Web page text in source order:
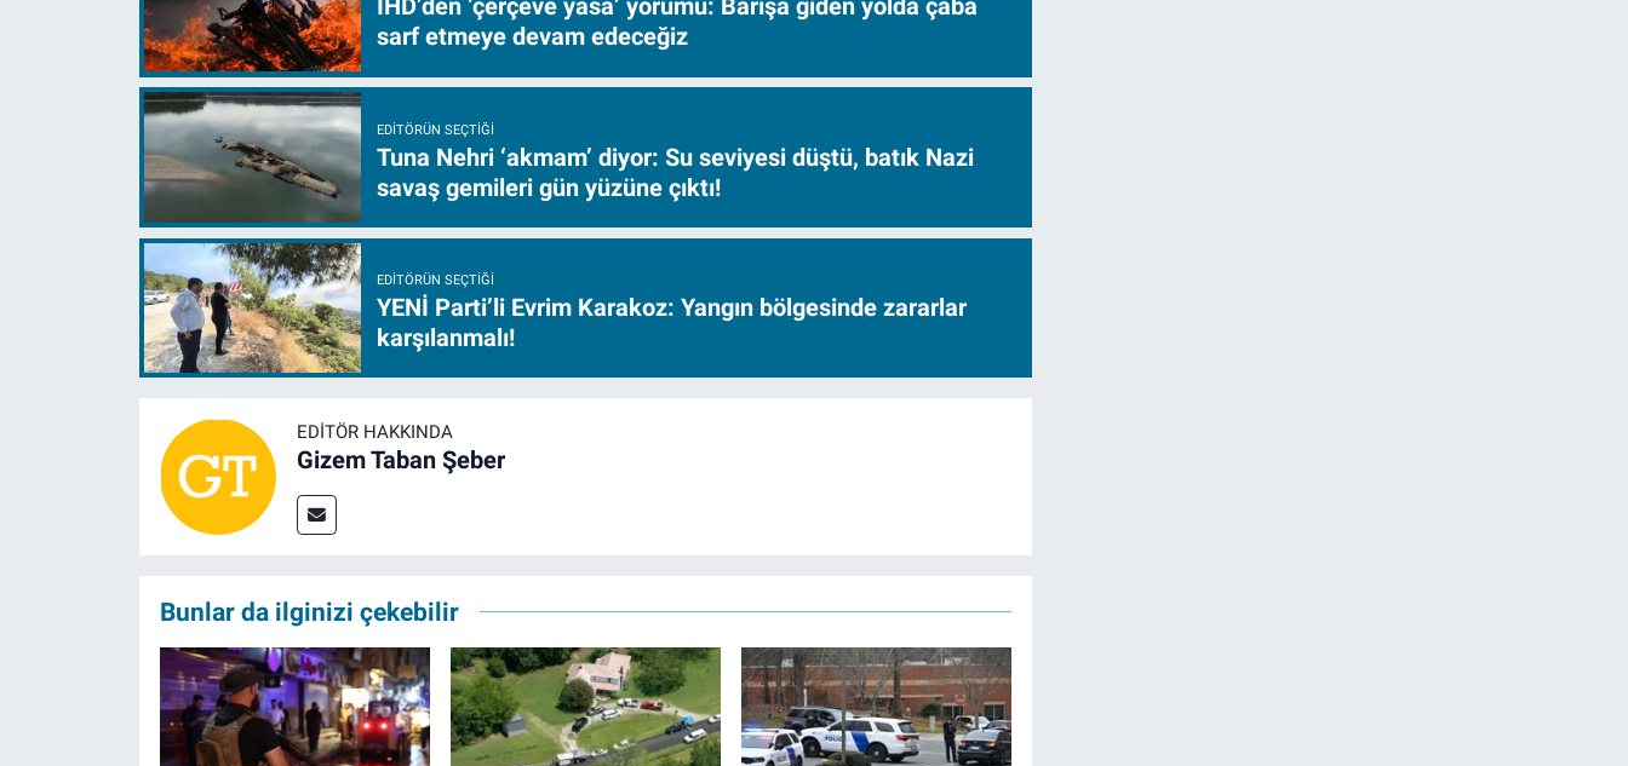
İHD’den ‘çerçeve yasa’ yorumu: Barışa giden yolda çaba
sarf etmeye devam edeceğiz
EDITÖRÜN SEÇTIĞI
Tuna Nehri ‘akmam’ diyor: Su seviyesi düştü, batık Nazi
savaş gemileri gün yüzüne çıktı!
EDITÖRÜN SEÇTIĞI
YENİ Parti’li Evrim Karakoz: Yangın bölgesinde zararlar
karşılanmalı!
EDITÖR HAKKINDA
Gizem Taban Şeber
Bunlar da ilginizi çekebilir